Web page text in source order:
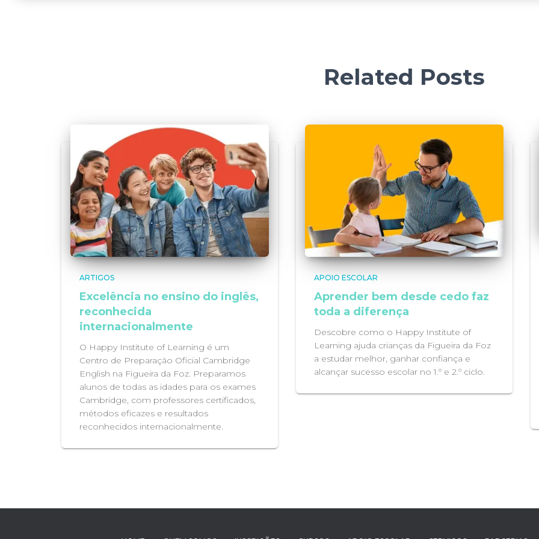
Related Posts
ARTIGOS
Excelência no ensino do inglês,
reconhecida
internacionalmente
O Happy Institute of Learning é um
Centro de Preparação Oficial Cambridge
English na Figueira da Foz. Preparamos
alunos de todas as idades para os exames
Cambridge, com professores certificados,
métodos eficazes e resultados
reconhecidos internacionalmente.
APOIO ESCOLAR
Aprender bem desde cedo faz
toda a diferença
Descobre como o Happy Institute of
Learning ajuda crianças da Figueira da Foz
a estudar melhor, ganhar confiança e
alcançar sucesso escolar no 1.º e 2.º ciclo.